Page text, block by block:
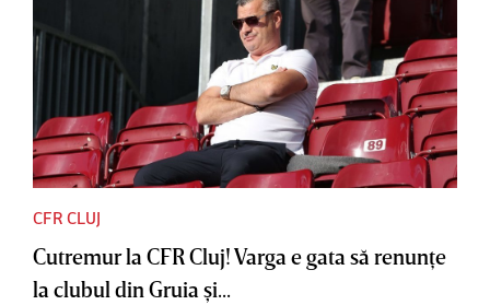
CFR CLUJ
Cutremur la CFR Cluj! Varga e gata să renunţe
la clubul din Gruia şi...